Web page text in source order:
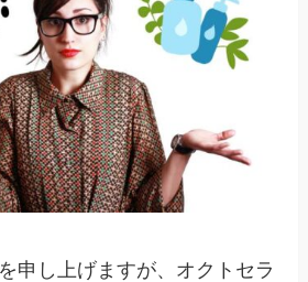
申し上げますが、 オクトセラ